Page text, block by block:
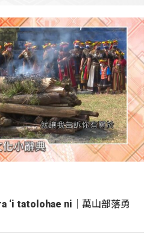
‘i tatolohae ni｜萬山部落勇